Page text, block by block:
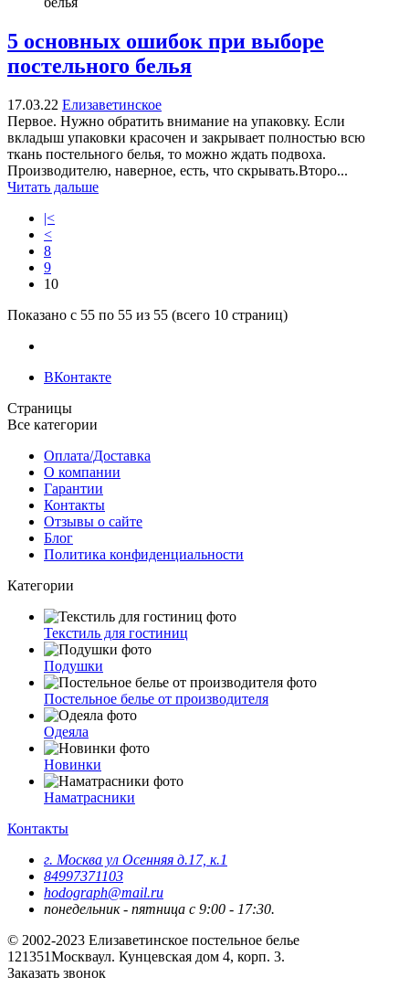
5 основных ошибок при выборе
постельного белья
17.03.22 Елизаветинское
Первое. Нужно обратить внимание на упаковку. Если
вкладыш упаковки красочен и закрывает полностью всю
ткань постельного белья, то можно ждать подвоха.
Производителю, наверное, есть, что скрывать.Второ...
Читать дальше
|<
<
8
9
10
Показано с 55 по 55 из 55 (всего 10 страниц)
ВКонтакте
Страницы
Все категории
Оплата/Доставка
О компании
Гарантии
Контакты
Отзывы о сайте
Блог
Политика конфиденциальности
Категории
Текстиль для гостиниц
Подушки
Постельное белье от производителя
Одеяла
Новинки
Наматрасники
Контакты
г. Москва ул Осенняя д.17, к.1
84997371103
hodograph@mail.ru
понедельник - пятница с 9:00 - 17:30.
© 2002-2023 Елизаветинское постельное белье
121351Москваул. Кунцевская дом 4, корп. 3.
Заказать звонок